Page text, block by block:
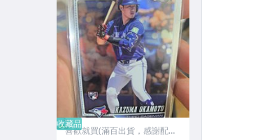
收藏品
喜歡就買(滿百出貨，感謝配